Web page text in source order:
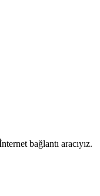
bağlantı aracıyız.